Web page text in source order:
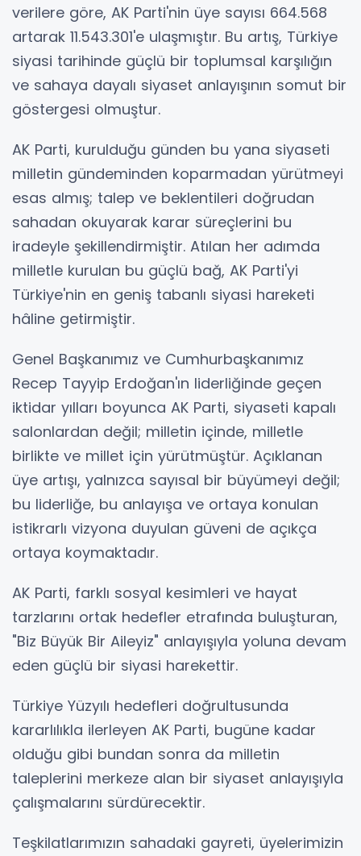
verilere göre, AK Parti'nin üye sayısı 664.568
artarak 11.543.301'e ulaşmıştır. Bu artış, Türkiye
siyasi tarihinde güçlü bir toplumsal karşılığın
ve sahaya dayalı siyaset anlayışının somut bir
göstergesi olmuştur.
AK Parti, kurulduğu günden bu yana siyaseti
milletin gündeminden koparmadan yürütmeyi
esas almış; talep ve beklentileri doğrudan
sahadan okuyarak karar süreçlerini bu
iradeyle şekillendirmiştir. Atılan her adımda
milletle kurulan bu güçlü bağ, AK Parti'yi
Türkiye'nin en geniş tabanlı siyasi hareketi
hâline getirmiştir.
Genel Başkanımız ve Cumhurbaşkanımız
Recep Tayyip Erdoğan'ın liderliğinde geçen
iktidar yılları boyunca AK Parti, siyaseti kapalı
salonlardan değil; milletin içinde, milletle
birlikte ve millet için yürütmüştür. Açıklanan
üye artışı, yalnızca sayısal bir büyümeyi değil;
bu liderliğe, bu anlayışa ve ortaya konulan
istikrarlı vizyona duyulan güveni de açıkça
ortaya koymaktadır.
AK Parti, farklı sosyal kesimleri ve hayat
tarzlarını ortak hedefler etrafında buluşturan,
"Biz Büyük Bir Aileyiz" anlayışıyla yoluna devam
eden güçlü bir siyasi harekettir.
Türkiye Yüzyılı hedefleri doğrultusunda
kararlılıkla ilerleyen AK Parti, bugüne kadar
olduğu gibi bundan sonra da milletin
taleplerini merkeze alan bir siyaset anlayışıyla
çalışmalarını sürdürecektir.
Teşkilatlarımızın sahadaki gayreti, üyelerimizin